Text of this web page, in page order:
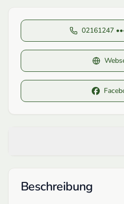
02161247
Beschreibung